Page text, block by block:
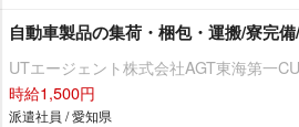
自動車製品の集荷・梱包・運搬/寮完
UTエージェント株式会社AGT東海第一CU
時給1,500円
派遣社員 / 愛知県